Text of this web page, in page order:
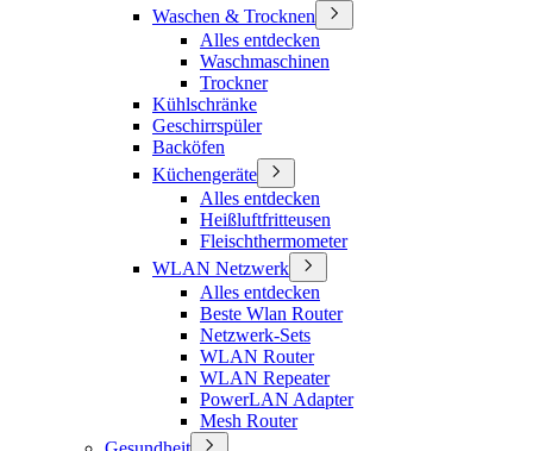
Waschen & Trocknen
Alles entdecken
Waschmaschinen
Trockner
Kühlschränke
Geschirrspüler
Backöfen
Küchengeräte
Alles entdecken
Heißluftfritteusen
Fleischthermometer
WLAN Netzwerk
Alles entdecken
Beste Wlan Router
Netzwerk-Sets
WLAN Router
WLAN Repeater
PowerLAN Adapter
Mesh Router